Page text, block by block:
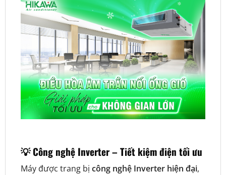
💡 Công nghệ Inverter – Tiết kiệm điện tối ưu
Máy được trang bị công nghệ Inverter hiện đại,